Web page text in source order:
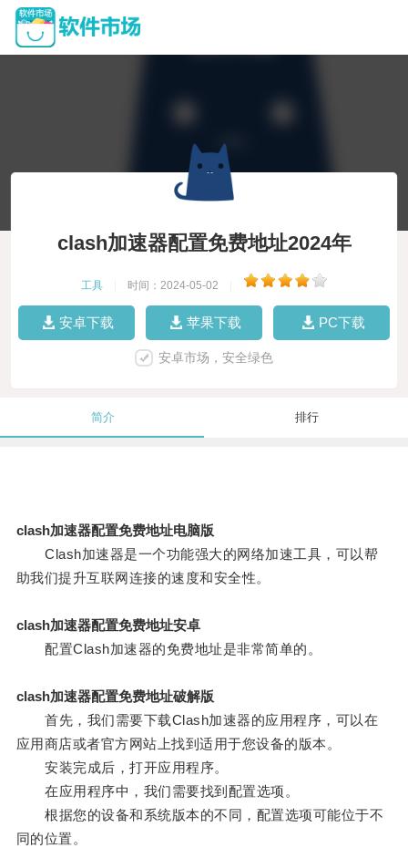
clash加速器配置免费地址2024年
工具 时间：2024-05-02
安卓下载 苹果下载 PC下载
安卓市场，安全绿色
简介 排行
clash加速器配置免费地址电脑版
Clash加速器是一个功能强大的网络加速工具，可以帮
助我们提升互联网连接的速度和安全性。
clash加速器配置免费地址安卓
配置Clash加速器的免费地址是非常简单的。
clash加速器配置免费地址破解版
首先，我们需要下载Clash加速器的应用程序，可以在
应用商店或者官方网站上找到适用于您设备的版本。
安装完成后，打开应用程序。
在应用程序中，我们需要找到配置选项。
根据您的设备和系统版本的不同，配置选项可能位于不
同的位置。